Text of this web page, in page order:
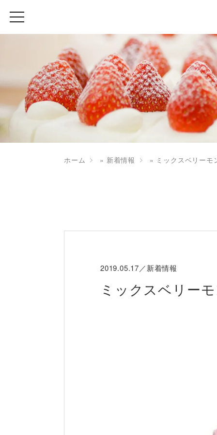
ホーム » 新着情報 » ミックスベリーモ
2019.05.17／新着情報
ミックスベリー